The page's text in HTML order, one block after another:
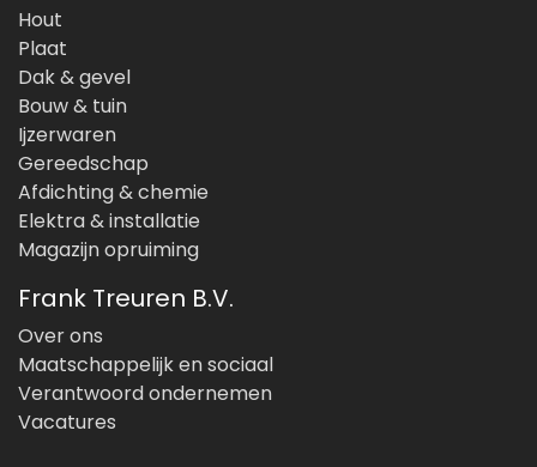
Hout
Plaat
Dak & gevel
Bouw & tuin
Ijzerwaren
Gereedschap
Afdichting & chemie
Elektra & installatie
Magazijn opruiming
Frank Treuren B.V.
Over ons
Maatschappelijk en sociaal
Verantwoord ondernemen
Vacatures